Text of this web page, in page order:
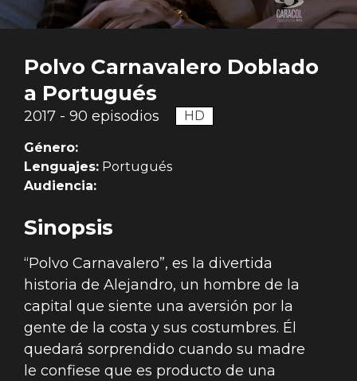
Polvo Carnavalero Doblado
a Portugués
2017 - 90 episodios HD
Género:
Lenguajes: Portugués
Audiencia:
Sinopsis
“Polvo Carnavalero”, es la divertida
historia de Alejandro, un hombre de la
capital que siente una aversión por la
gente de la costa y sus costumbres. Él
quedará sorprendido cuando su madre
le confiese que es producto de una